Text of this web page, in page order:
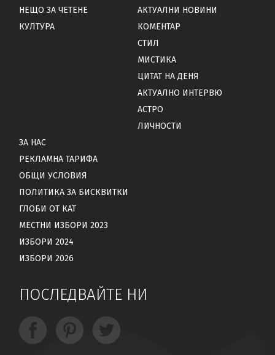
НЕЩО ЗА ЧЕТЕНЕ
КУЛТУРА
АКТУАЛНИ НОВИНИ
КОМЕНТАР
СТИЛ
МИСТИКА
ЦИТАТ НА ДЕНЯ
АКТУАЛНО ИНТЕРВЮ
АСТРО
ЛИЧНОСТИ
ЗА НАС
РЕКЛАМНА ТАРИФА
ОБЩИ УСЛОВИЯ
ПОЛИТИКА ЗА БИСКВИТКИ
ГЛОБИ ОТ КАТ
МЕСТНИ ИЗБОРИ 2023
ИЗБОРИ 2024
ИЗБОРИ 2026
ПОСЛЕДВАЙТЕ НИ